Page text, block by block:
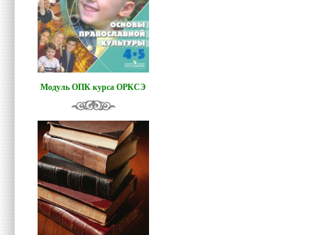
Модуль ОПК курса ОРКСЭ